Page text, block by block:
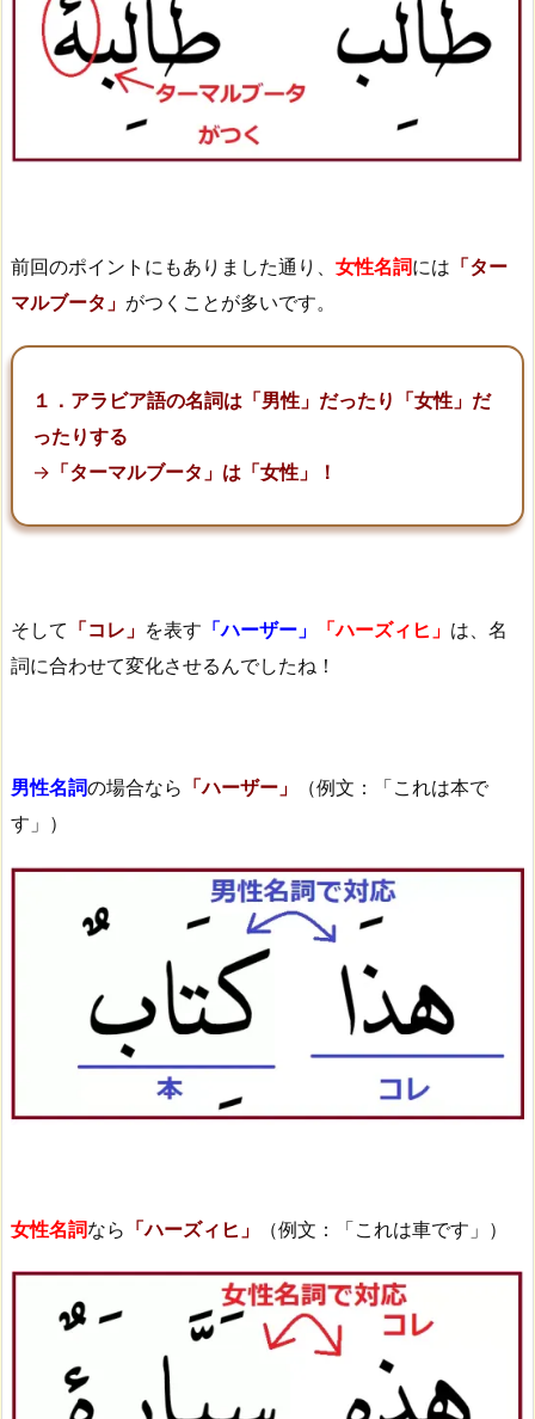
前回のポイントにもありました通り、 女性名詞には 「ター
マルブータ」 がつくことが多いです。
１．アラビア語の名詞は「男性」だったり「女性」だ
ったりする
→ 「ターマルブータ」は「女性」！
そして 「コレ」 を表す 「ハーザー」 「ハーズィヒ」 は、名
詞に合わせて変化させるんでしたね！
男性名詞の場合なら 「ハーザー」
（例文：「これは本で
す」）
女性名詞なら 「ハーズィヒ」 （例文：「これは車です」）